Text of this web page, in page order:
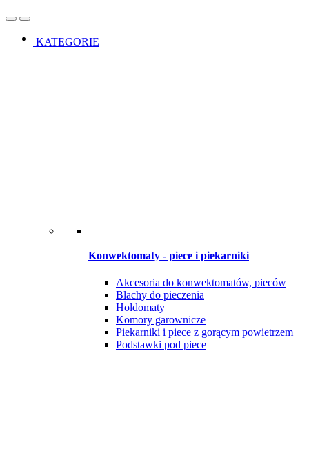
OpenClose
KATEGORIE
Konwektomaty - piece i piekarniki
Akcesoria do konwektomatów, pieców
Blachy do pieczenia
Holdomaty
Komory garownicze
Piekarniki i piece z gorącym powietrzem
Podstawki pod piece